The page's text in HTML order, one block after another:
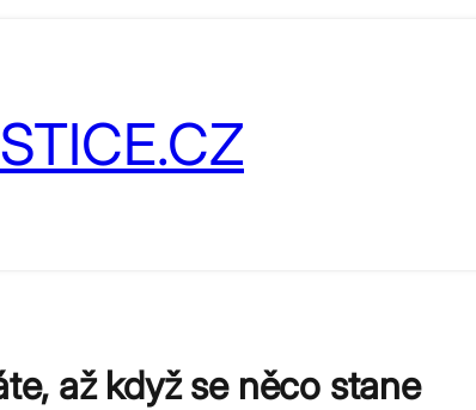
až když se něco stane